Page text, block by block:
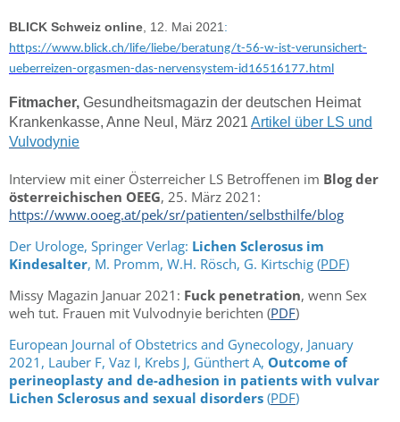
BLICK Schweiz online , 12. Mai 2021 :
https://www.blick.ch/life/liebe/beratung/t-56-w-ist-verunsichert-
ueberreizen-orgasmen-das-nervensystem-id16516177.html
Fitmacher, Gesundheitsmagazin der deutschen Heimat
Krankenkasse, Anne Neul, März 2021 Artikel über LS und
Vulvodynie
Interview mit einer Österreicher LS Betroffenen im Blog der
österreichischen OEEG, 25. März 2021:
https://www.ooeg.at/pek/sr/patienten/selbsthilfe/blog
Der Urologe, Springer Verlag: Lichen Sclerosus im
Kindesalter, M. Promm, W.H. Rösch, G. Kirtschig (PDF)
Missy Magazin Januar 2021: Fuck penetration, wenn Sex
weh tut. Frauen mit Vulvodnyie berichten (PDF)
European Journal of Obstetrics and Gynecology, January
2021, Lauber F, Vaz I, Krebs J, Günthert A, Outcome of
perineoplasty and de-adhesion in patients with vulvar
Lichen Sclerosus and sexual disorders (PDF)